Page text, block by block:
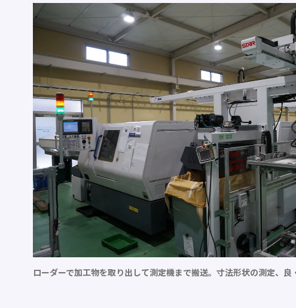
ローダーで加工物を取り出して測定機まで搬送。寸法形状の測定、